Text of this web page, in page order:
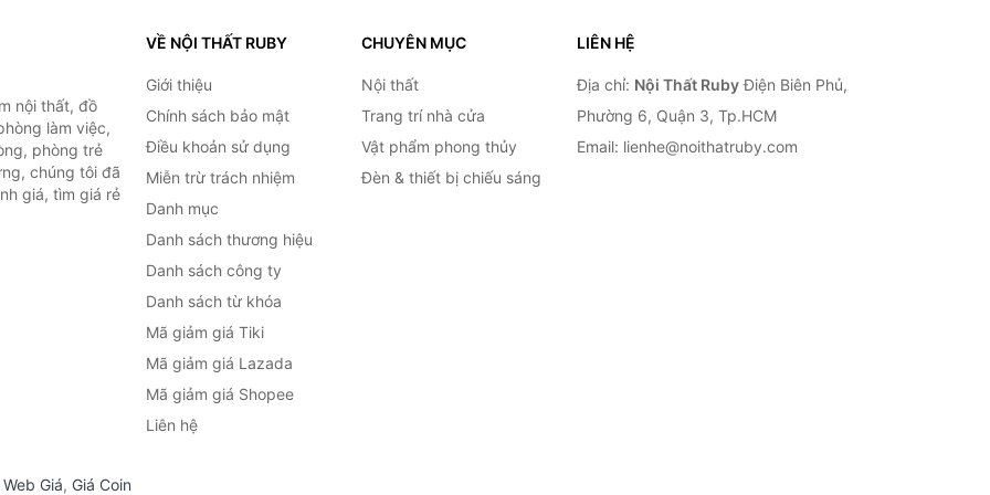
nội thất, đồ
làm việc,
phòng trẻ
chúng tôi đã
giá, tìm giá rẻ
VỀ NỘI THẤT RUBY
Giới thiệu
Chính sách bảo mật
Điều khoản sử dụng
Miễn trừ trách nhiệm
Danh mục
Danh sách thương hiệu
Danh sách công ty
Danh sách từ khóa
Mã giảm giá Tiki
Mã giảm giá Lazada
Mã giảm giá Shopee
Liên hệ
CHUYÊN MỤC
Nội thất
Trang trí nhà cửa
Vật phẩm phong thủy
Đèn & thiết bị chiếu sáng
LIÊN HỆ
Địa chỉ: Nội Thất RubyĐiện Biên Phủ,
Phường 6, Quận 3, Tp.HCM
Email: lienhe@noithatruby.com
Web Giá, Giá Coin